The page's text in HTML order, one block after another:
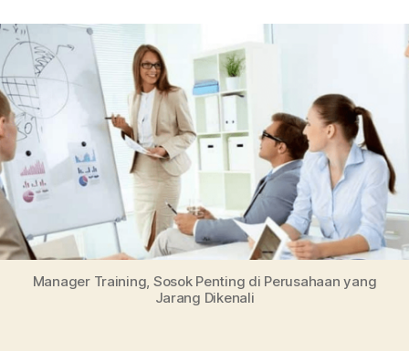
Perusahaan
yang
Jarang
Dikenali
Manager Training, Sosok Penting di Perusahaan yang
Jarang Dikenali